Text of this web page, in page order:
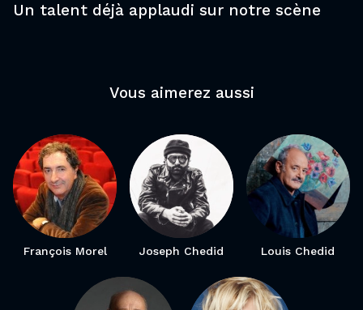
Un talent déjà applaudi sur notre scène
Vous aimerez aussi
François Morel Joseph Chedid Louis Chedid